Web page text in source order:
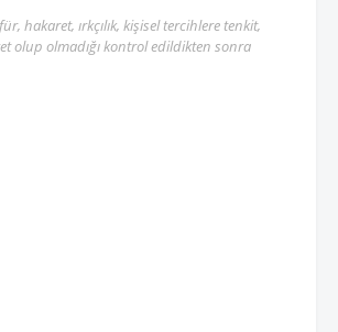
hakaret, ırkçılık, kişisel tercihlere tenkit,
olup olmadığı kontrol edildikten sonra